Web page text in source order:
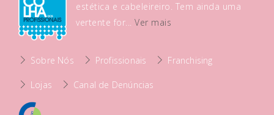
estética e cabeleireiro. Tem ainda uma
vertente for...Ver mais
Sobre Nós Profissionais Franchising
Lojas Canal de Denúncias